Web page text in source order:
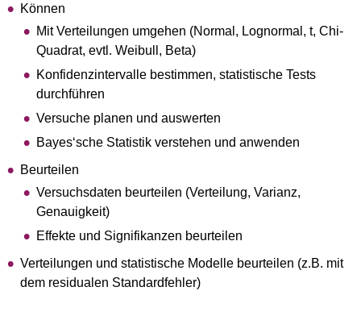
Können
Mit Verteilungen umgehen (Normal, Lognormal, t, Chi-
Quadrat, evtl. Weibull, Beta)
Konfidenzintervalle bestimmen, statistische Tests
durchführen
Versuche planen und auswerten
Bayes‘sche Statistik verstehen und anwenden
Beurteilen
Versuchsdaten beurteilen (Verteilung, Varianz,
Genauigkeit)
Effekte und Signifikanzen beurteilen
Verteilungen und statistische Modelle beurteilen (z.B. mit
dem residualen Standardfehler)